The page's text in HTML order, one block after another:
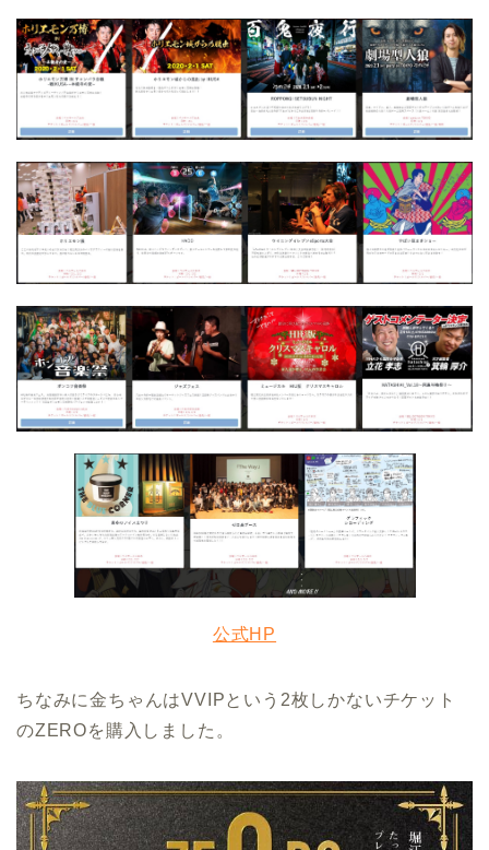
公式HP
ちなみに金ちゃんはVVIPという2枚しかないチケット
のZEROを購入しました。